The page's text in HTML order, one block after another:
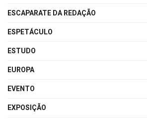
ESCAPARATE DA REDAÇÃO
ESPETÁCULO
ESTUDO
EUROPA
EVENTO
EXPOSIÇÃO